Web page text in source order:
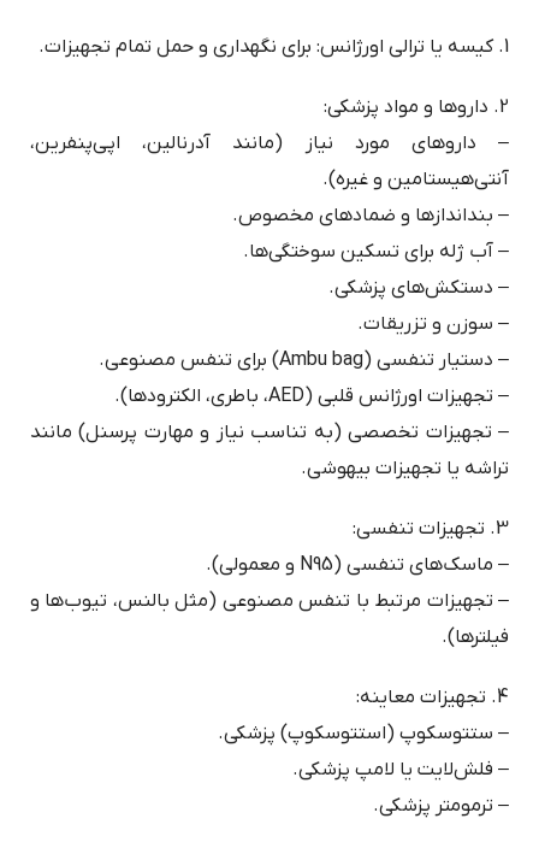
1. کیسه یا ترالی اورژانس: برای نگهداری و حمل تمام تجهیزات.
2. داروها و مواد پزشکی:
– داروهای مورد نیاز (مانند آدرنالین، اپی‌پنفرین،
آنتی‌هیستامین و غیره).
– بنداندازها و ضمادهای مخصوص.
– آب ژله برای تسکین سوختگی‌ها.
– دستکش‌های پزشکی.
– سوزن و تزریقات.
– دستیار تنفسی (Ambu bag) برای تنفس مصنوعی.
– تجهیزات اورژانس قلبی (AED، باطری، الکترودها).
– تجهیزات تخصصی (به تناسب نیاز و مهارت پرسنل) مانند
تراشه یا تجهیزات بیهوشی.
3. تجهیزات تنفسی:
– ماسک‌های تنفسی (N95 و معمولی).
– تجهیزات مرتبط با تنفس مصنوعی (مثل بالنس، تیوب‌ها و
فیلترها).
4. تجهیزات معاینه:
– ستتوسکوپ (استتوسکوپ) پزشکی.
– فلش‌لایت یا لامپ پزشکی.
– ترمومتر پزشکی.